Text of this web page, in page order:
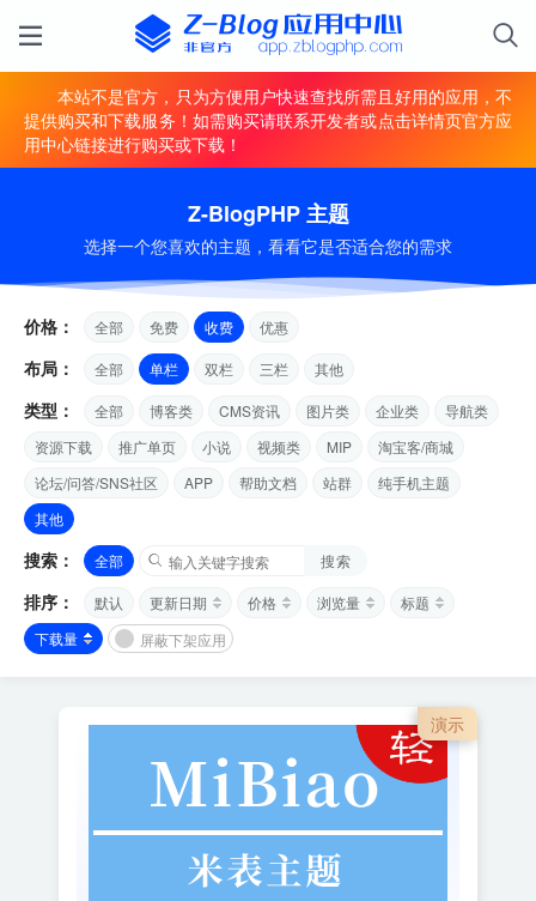
本站不是官方，只为方便用户快速查找所需且好用的应用，不
提供购买和下载服务！如需购买请联系开发者或点击详情页官方应
用中心链接进行购买或下载！
Z-BlogPHP 主题
选择一个您喜欢的主题，看看它是否适合您的需求
价格： 全部 免费 收费 优惠
布局： 全部 单栏 双栏 三栏 其他
类型： 全部 博客类 CMS资讯 图片类 企业类
导航类
资源下载
推广单页 小说 视频类 MIP
淘宝客/商城
论坛/问答/SNS社区
APP 帮助文档 站群
纯手机主题
其他
搜索： 全部 搜索
排序： 默认 更新日期 价格 浏览量
标题
下载量
屏蔽下架应用
演示